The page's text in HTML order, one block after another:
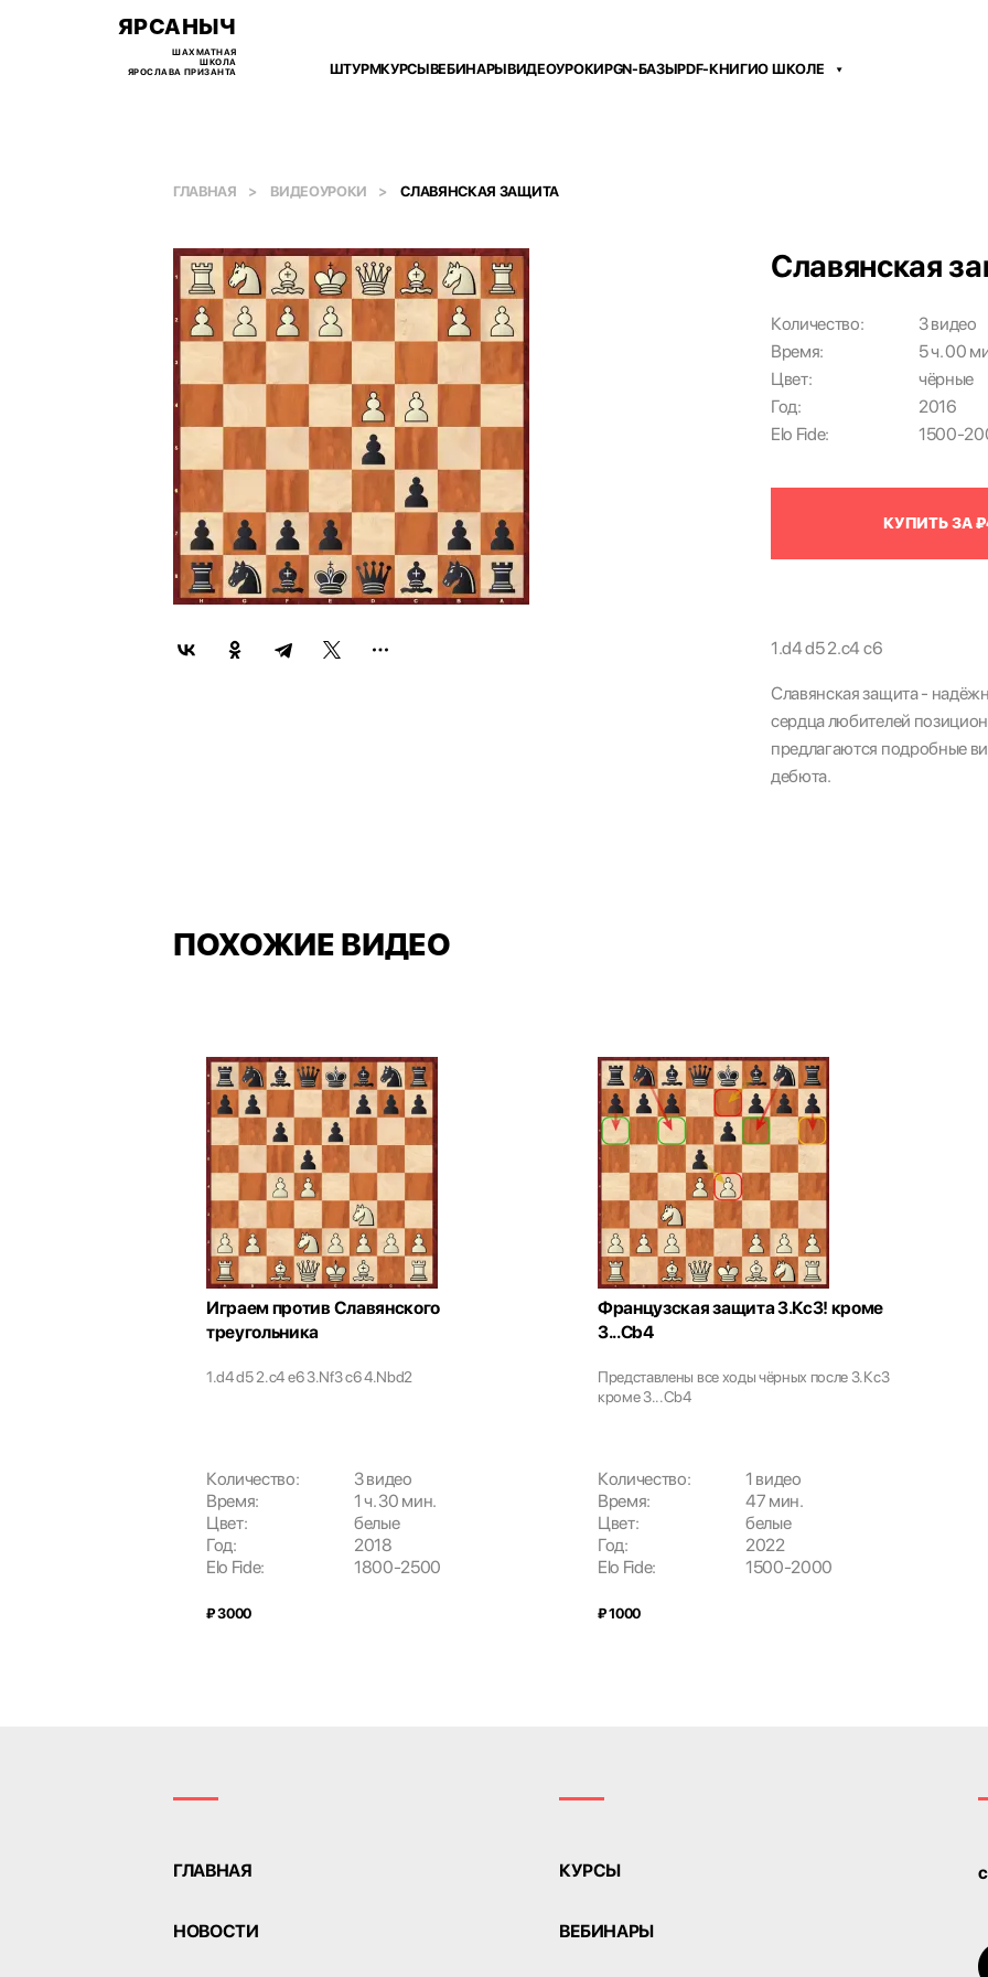
ЯРСАНЫЧ
ШАХМАТНАЯ
ШКОЛА
ЯРОСЛАВА ПРИЗАНТА
ШТУРМКУРСЫВЕБИНАРЫВИДЕОУРОКИPGN-БАЗЫPDF-КНИГИО ШКОЛЕ
ГЛАВНАЯ ВИДЕОУРОКИ СЛАВЯНСКАЯ ЗАЩИТА
Славянская
Количество:
3 видео
Время:
5 ч. 00
Цвет:
чёрные
Год:
2016
Elo Fide:
1500-
КУПИТЬ ЗА
1.d4 d5 2.c4 c6
Славянская защита -
сердца любителей
предлагаются подробные
дебюта.
ПОХОЖИЕ ВИДЕО
Играем против Славянского
треугольника
1.d4 d5 2.c4 e6 3.Nf3 c6 4.Nbd2
Количество:
3 видео
Время:
1 ч. 30 мин.
Цвет:
белые
Год:
2018
Elo Fide:
1800-2500
₽ 3000
Французская защита 3.Кс3! кроме
3...Cb4
Представлены все ходы чёрных после 3.Кс3
кроме 3...Cb4
Количество:
1 видео
Время:
47 мин.
Цвет:
белые
Год:
2022
Elo Fide:
1500-2000
₽ 1000
ГЛАВНАЯ
НОВОСТИ
КУРСЫ
ВЕБИНАРЫ